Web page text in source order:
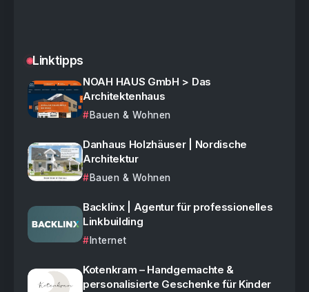
Linktipps
NOAH HAUS GmbH > Das
Architektenhaus
Bauen & Wohnen
Danhaus Holzhäuser | Nordische
Architektur
Bauen & Wohnen
Backlinx | Agentur für professionelles
Linkbuilding
Internet
Kotenkram – Handgemachte &
personalisierte Geschenke für Kinder